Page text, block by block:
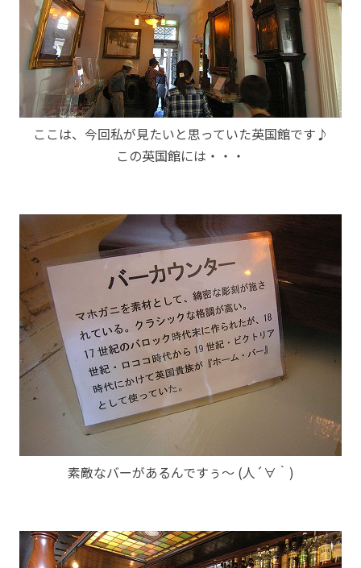
ここは、今回私が見たいと思っていた英国館です♪
この英国館には・・・
素敵なバーがあるんですぅ～ (人´∀｀)